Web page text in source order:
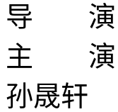
导
主 演
孙晟轩